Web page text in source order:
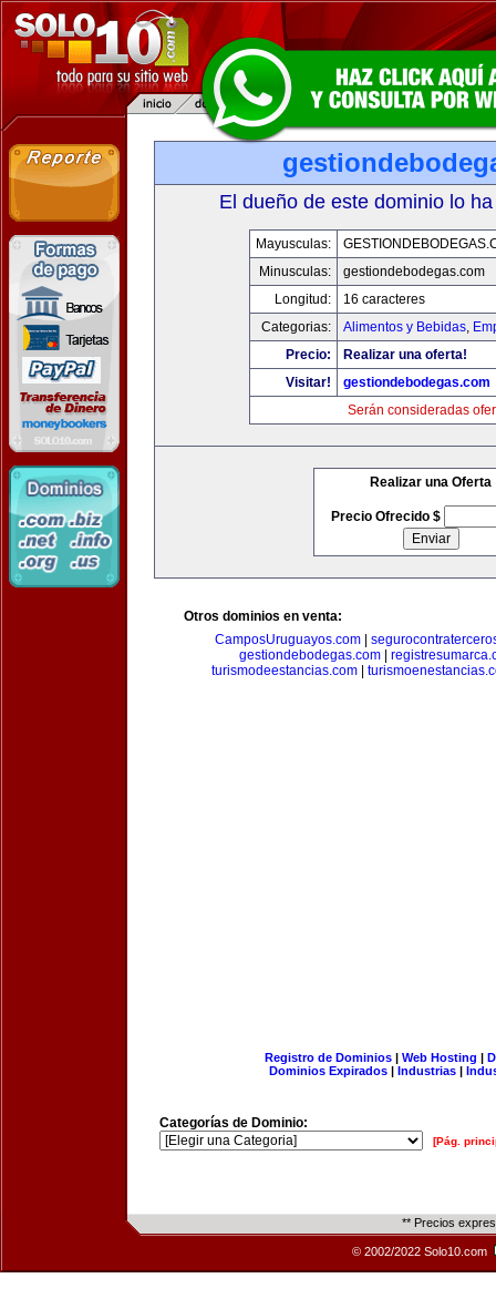
El dueño de este dominio lo
Mayusculas:
Minusculas:
gestiondebodegas.com
Longitud:
16 caracteres
Categorias:
Alimentos y Bebidas,
Precio:
Realizar una oferta!
Visitar!
gestiondebodegas.com
Serán consideradas
Realizar una Oferta
Precio Ofrecido $
Otros dominios en venta:
CamposUruguayos.com|
gestiondebodegas.com|
turismodeestancias.com
Registro de Dominios| Web Hosting |
Dominios Expirados | Industrias |
Categorías de Dominio:
[Pág.
** Precios
© 2002/2022 Solo10.com